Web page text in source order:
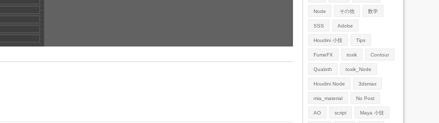
Node その他 数学
SSS Adobe
Houdini 小技 Tips
FumeFX toxik Contour
Qualoth toxik_Node
Houdini Node 3dsmax
mia_material No Post
AO script Maya 小技